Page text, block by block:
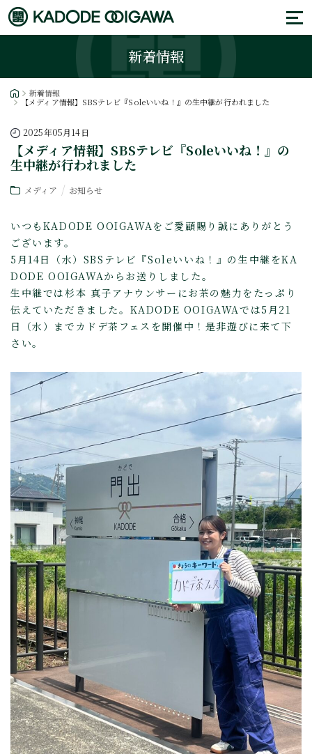
新着情報
新着情報
【メディア情報】SBSテレビ『Soleいいね！』の生中継が行われました
2025年05月14日
【メディア情報】SBSテレビ『Soleいいね！』の
生中継が行われました
メディア お知らせ
いつもKADODE OOIGAWAをご愛顧賜り誠にありがとう
ございます。
5月14日（水）SBSテレビ『Soleいいね！』の生中継をKA
DODE OOIGAWAからお送りしました。
生中継では杉本 真子アナウンサーにお茶の魅力をたっぷり
伝えていただきました。KADODE OOIGAWAでは5月21
日（水）までカドデ茶フェスを開催中！是非遊びに来て下
さい。